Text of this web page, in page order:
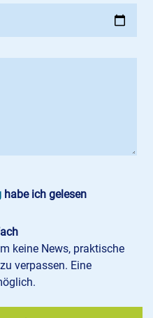
habe ich gelesen
keine News, praktische
verpassen. Eine